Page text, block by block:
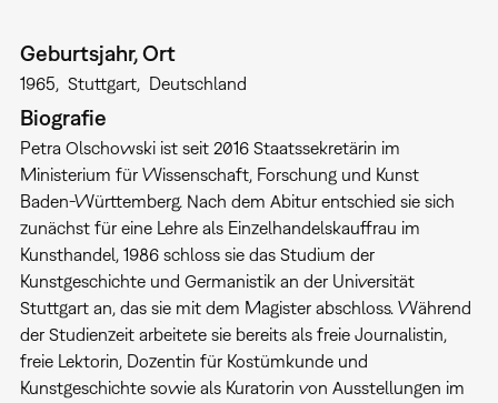
Geburtsjahr, Ort
1965 Stuttgart Deutschland
Biografie
Petra Olschowski ist seit 2016 Staatssekretärin im
Ministerium für Wissenschaft, Forschung und Kunst
Baden-Württemberg. Nach dem Abitur entschied sie sich
zunächst für eine Lehre als Einzelhandelskauffrau im
Kunsthandel, 1986 schloss sie das Studium der
Kunstgeschichte und Germanistik an der Universität
Stuttgart an, das sie mit dem Magister abschloss. Während
der Studienzeit arbeitete sie bereits als freie Journalistin,
freie Lektorin, Dozentin für Kostümkunde und
Kunstgeschichte sowie als Kuratorin von Ausstellungen im